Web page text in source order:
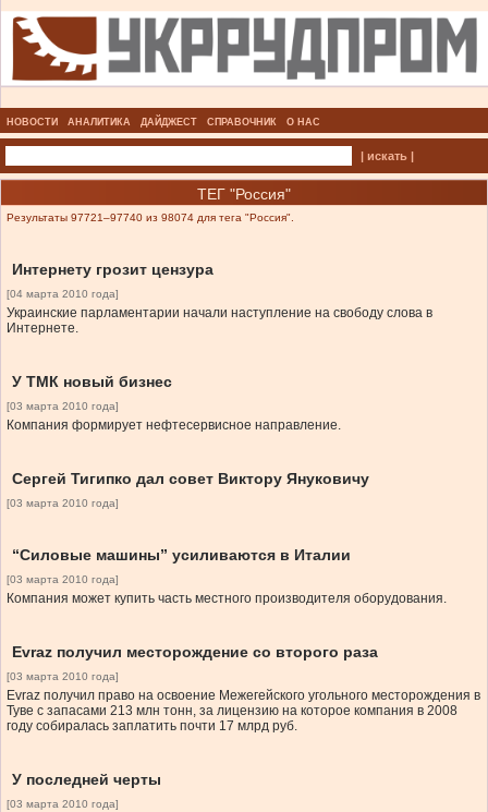
НОВОСТИ АНАЛИТИКА ДАЙДЖЕСТ СПРАВОЧНИК О НАС
| искать |
ТЕГ "Россия"
Результаты 97721–97740 из 98074 для тега "Россия".
Интернету грозит цензура
[04 марта 2010 года]
Украинские парламентарии начали наступление на свободу слова в
Интернете.
У ТМК новый бизнес
[03 марта 2010 года]
Компания формирует нефтесервисное направление.
Сергей Тигипко дал совет Виктору Януковичу
[03 марта 2010 года]
“Силовые машины” усиливаются в Италии
[03 марта 2010 года]
Компания может купить часть местного производителя оборудования.
Evraz получил месторождение со второго раза
[03 марта 2010 года]
Evraz получил право на освоение Межегейского угольного месторождения в
Туве с запасами 213 млн тонн, за лицензию на которое компания в 2008
году собиралась заплатить почти 17 млрд руб.
У последней черты
[03 марта 2010 года]